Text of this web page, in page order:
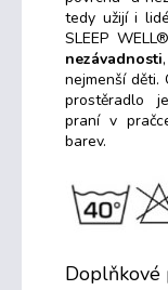
tedy užijí i
SLEEP
nezávadnosti
nejmenší děti.
prostěradlo
praní v
barev.
Doplňkové